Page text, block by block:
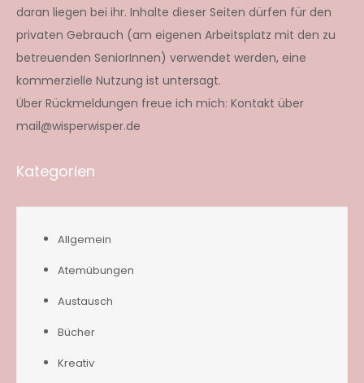
daran liegen bei ihr. Inhalte dieser Seiten dürfen für den
privaten Gebrauch (am eigenen Arbeitsplatz mit den zu
betreuenden SeniorInnen) verwendet werden, eine
kommerzielle Nutzung ist untersagt.
Über Rückmeldungen freue ich mich: Kontakt über
mail@wisperwisper.de
Kategorien
Allgemein
Atemübungen
Austausch
Bücher
Kreativ